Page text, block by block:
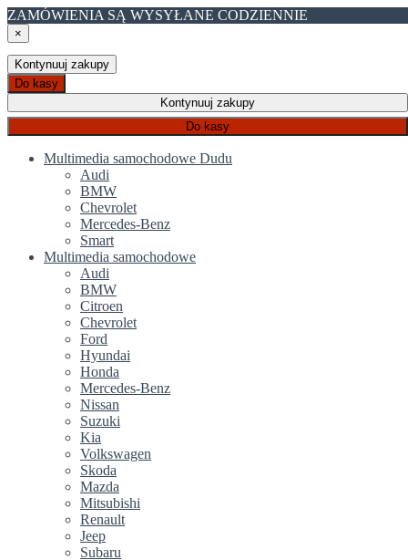
ZAMÓWIENIA SĄ WYSYŁANE CODZIENNIE
×
Kontynuuj zakupy
Do kasy
Kontynuuj zakupy
Do kasy
Multimedia samochodowe Dudu
Audi
BMW
Chevrolet
Mercedes-Benz
Smart
Multimedia samochodowe
Audi
BMW
Citroen
Chevrolet
Ford
Hyundai
Honda
Mercedes-Benz
Nissan
Suzuki
Kia
Volkswagen
Skoda
Mazda
Mitsubishi
Renault
Jeep
Subaru